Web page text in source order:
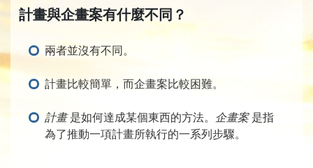
計畫與企畫案有什麼不同？
兩者並沒有不同。
計畫比較簡單，而企畫案比較困難。
計畫是如何達成某個東西的方法。 企畫案是指
為了推動一項計畫所執行的一系列步驟。